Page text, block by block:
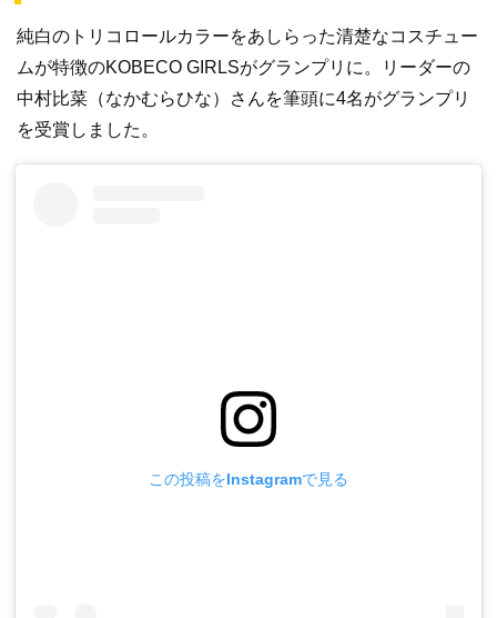
純白のトリコロールカラーをあしらった清楚なコスチュー
ムが特徴のKOBECO GIRLSがグランプリに。リーダーの
中村比菜（なかむらひな）さんを筆頭に4名がグランプリ
を受賞しました。
この投稿をInstagramで見る